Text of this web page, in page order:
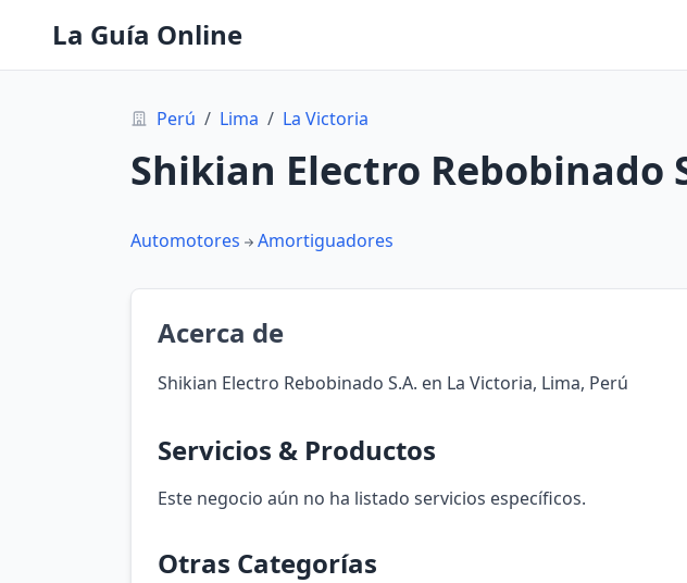
La Guía Online
Perú / Lima / La Victoria
Shikian Electro Rebobinado
Automotores Amortiguadores
Acerca de
Shikian Electro Rebobinado S.A. en La Victoria, Lima, Perú
Servicios & Productos
Este negocio aún no ha listado servicios específicos.
Otras Categorías